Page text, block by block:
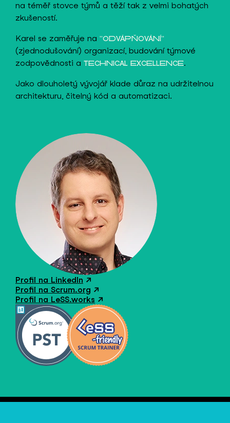
na téměř stovce týmů a těží tak z velmi bohatých
zkušeností.
Karel se zaměřuje na "ODVÁPŇOVÁNÍ"
(zjednodušování) organizací, budování týmové
zodpovědnosti a TECHNICAL EXCELLENCE.
Jako dlouholetý vývojář klade důraz na udržitelnou
architekturu, čitelný kód a automatizaci.
Profil na LinkedIn ↗
Profil na Scrum.org ↗
Profil na LeSS.works ↗